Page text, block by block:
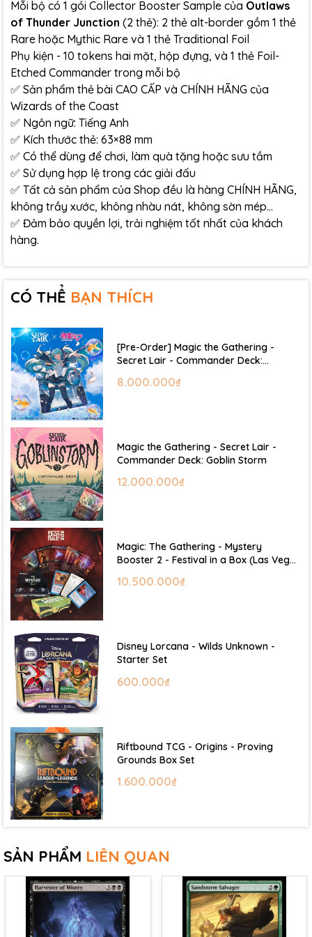
Mỗi bộ có 1 gói Collector Booster Sample của Outlaws
of Thunder Junction (2 thẻ): 2 thẻ alt-border gồm 1 thẻ
Rare hoặc Mythic Rare và 1 thẻ Traditional Foil
Phụ kiện - 10 tokens hai mặt, hộp đựng, và 1 thẻ Foil-
Etched Commander trong mỗi bộ
✅ Sản phẩm thẻ bài CAO CẤP và CHÍNH HÃNG của
Wizards of the Coast
✅ Ngôn ngữ: Tiếng Anh
✅ Kích thước thẻ: 63×88 mm
✅ Có thể dùng để chơi, làm quà tặng hoặc sưu tầm
✅ Sử dụng hợp lệ trong các giải đấu
✅ Tất cả sản phẩm của Shop đều là hàng CHÍNH HÃNG,
không trầy xước, không nhàu nát, không sờn mép…
✅ Đảm bảo quyền lợi, trải nghiệm tốt nhất của khách
hàng.
CÓ THỂ BẠN THÍCH
[Pre-Order] Magic the Gathering -
Secret Lair - Commander Deck:
8.000.000₫
Magic the Gathering - Secret Lair -
Commander Deck: Goblin Storm
12.000.000₫
Magic: The Gathering - Mystery
Booster 2 - Festival in a Box (Las Vegas
10.500.000₫
Disney Lorcana - Wilds Unknown -
Starter Set
600.000₫
Riftbound TCG - Origins - Proving
Grounds Box Set
1.600.000₫
SẢN PHẨM LIÊN QUAN